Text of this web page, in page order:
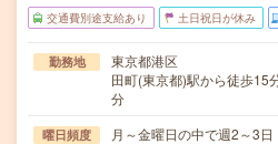
交通費別途支給あり 土日祝日が休み
勤務地
東京都港区
田町(東京都)駅から徒歩15
分
曜日頻度 月～金曜日の中で週2～3日